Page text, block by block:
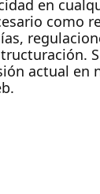
en
como
actual en